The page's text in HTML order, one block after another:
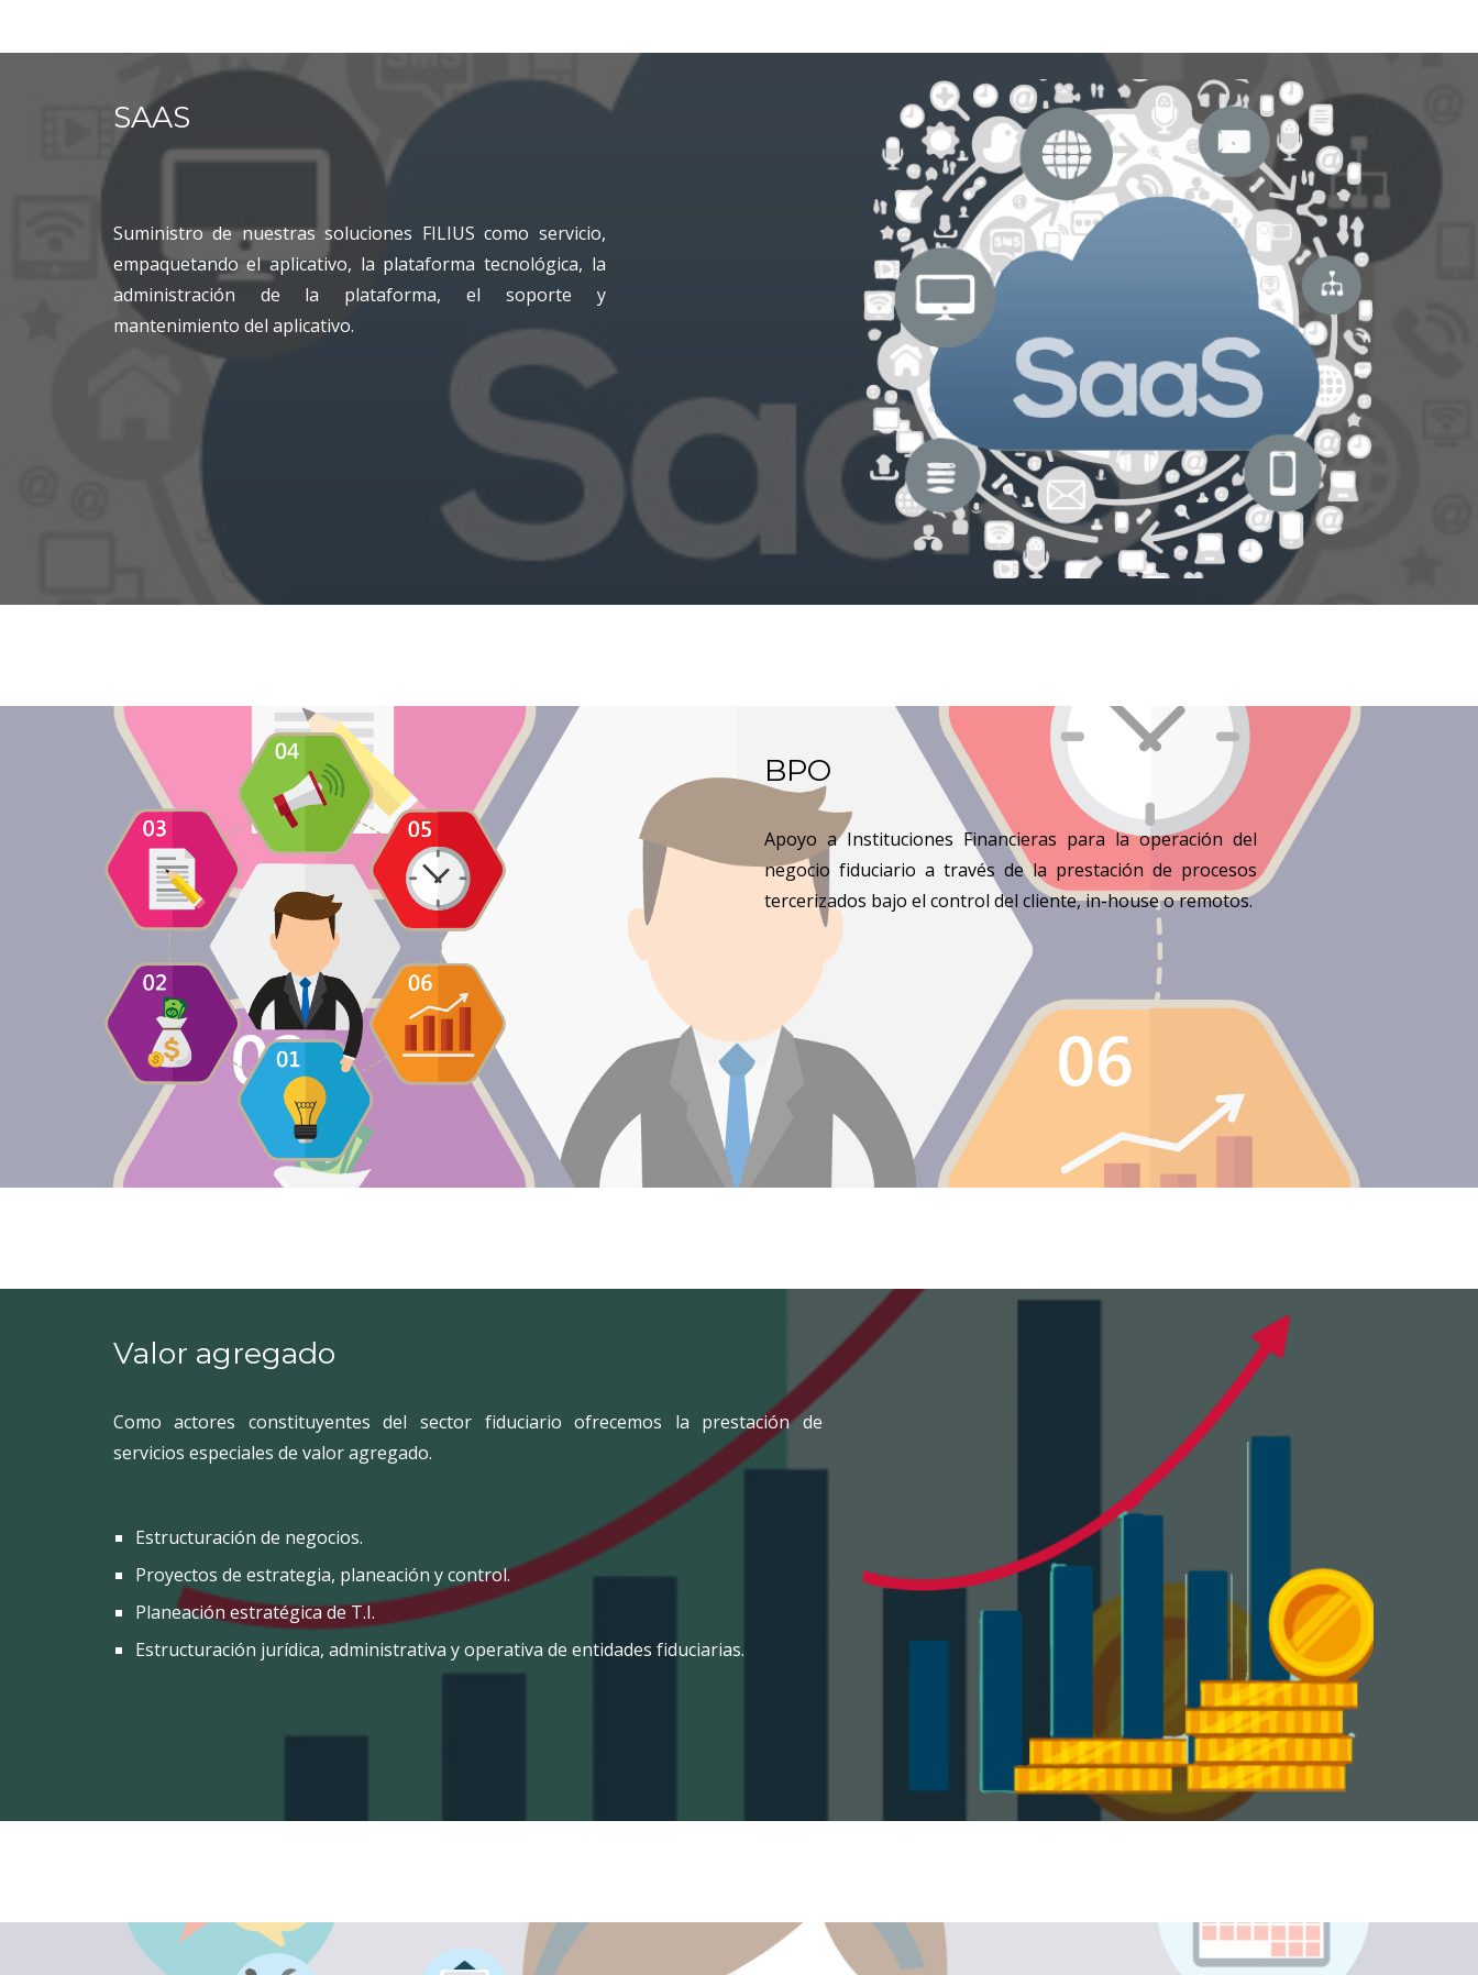
SAAS
Suministro de nuestras soluciones FILIUS como servicio,
empaquetando el aplicativo, la plataforma tecnológica, la
administración de la plataforma, el soporte y
mantenimiento del aplicativo.
BPO
Apoyo a Instituciones Financieras para la operación del
negocio fiduciario a través de la prestación de procesos
tercerizados bajo el control del cliente, in-house o remotos.
Valor agregado
Como actores constituyentes del sector fiduciario ofrecemos la prestación de
servicios especiales de valor agregado.
Estructuración de negocios.
Proyectos de estrategia, planeación y control.
Planeación estratégica de T.I.
Estructuración jurídica, administrativa y operativa de entidades fiduciarias.